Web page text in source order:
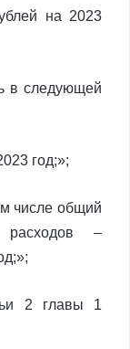
на 2023
в следующей
год;»;
числе общий
расходов –
2 главы 1